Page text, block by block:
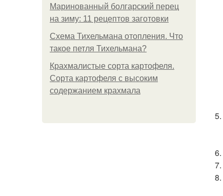
Маринованный болгарский перец
на зиму: 11 рецептов заготовки
Схема Тихельмана отопления. Что
такое петля Тихельмана?
Крахмалистые сорта картофеля.
Сорта картофеля с высоким
содержанием крахмала